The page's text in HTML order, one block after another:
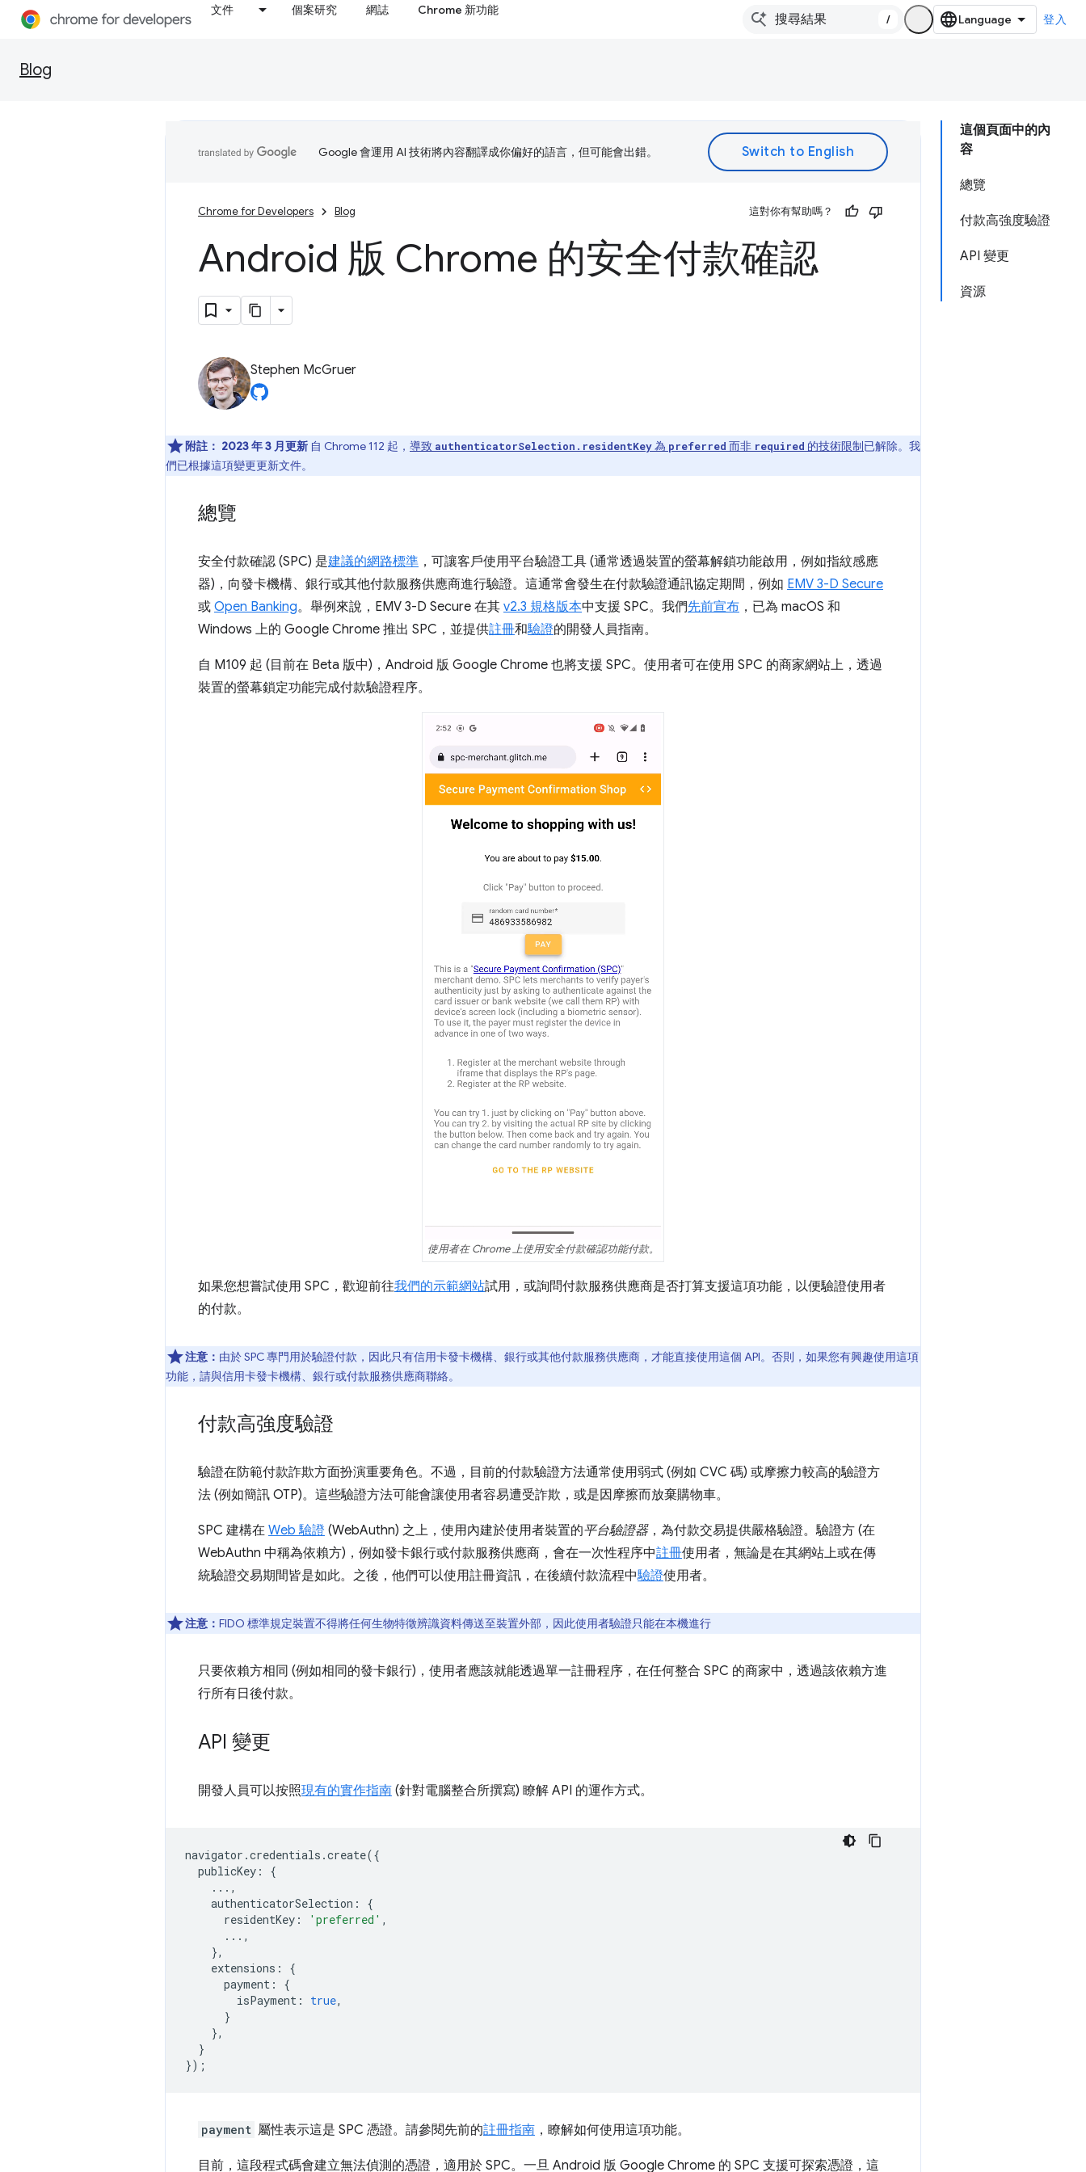
文件 個案研究 網誌 Chrome 新功能
/ 登入
Blog
這個頁面中的內
容
總覽
付款高強度驗證
API 變更
資源
Google 會運用 AI 技術將內容翻譯成你偏好的語言，但可能會出錯。
Chrome for Developers Blog 這對你有幫助嗎？
Android 版 Chrome 的安全付款確認
Stephen McGruer
附註： 2023 年 3 月更新 自 Chrome 112 起， 導致 authenticatorSelection.residentKey為 preferred 而非 required 的技術限制已解除。我
們已根據這項變更更新文件。
總覽
安全付款確認 (SPC) 是建議的網路標準 ，可讓客戶使用平台驗證工具 (通常透過裝置的螢幕解鎖功能啟用，例如指紋感應
器)，向發卡機構、銀行或其他付款服務供應商進行驗證。這通常會發生在付款驗證通訊協定期間，例如 EMV 3-D Secure
或 Open Banking。舉例來說，EMV 3-D Secure 在其 v2.3 規格版本中支援 SPC。我們先前宣布 ，已為 macOS 和
Windows 上的 Google Chrome 推出 SPC，並提供註冊和驗證的開發人員指南。
自 M109 起 (目前在 Beta 版中)，Android 版 Google Chrome 也將支援 SPC。使用者可在使用 SPC 的商家網站上，透過
裝置的螢幕鎖定功能完成付款驗證程序。
使用者在 Chrome 上使用安全付款確認功能付款。
如果您想嘗試使用 SPC，歡迎前往我們的示範網站試用，或詢問付款服務供應商是否打算支援這項功能，以便驗證使用者
的付款。
注意： 由於 SPC 專門用於驗證付款，因此只有信用卡發卡機構、銀行或其他付款服務供應商，才能直接使用這個 API。否則，如果您有興趣使用這項
功能，請與信用卡發卡機構、銀行或付款服務供應商聯絡。
付款高強度驗證
驗證在防範付款詐欺方面扮演重要角色。不過，目前的付款驗證方法通常使用弱式 (例如 CVC 碼) 或摩擦力較高的驗證方
法 (例如簡訊 OTP)。這些驗證方法可能會讓使用者容易遭受詐欺，或是因摩擦而放棄購物車。
SPC 建構在 Web 驗證 (WebAuthn) 之上，使用內建於使用者裝置的平台驗證器，為付款交易提供嚴格驗證。驗證方 (在
WebAuthn 中稱為依賴方)，例如發卡銀行或付款服務供應商，會在一次性程序中註冊使用者，無論是在其網站上或在傳
統驗證交易期間皆是如此。之後，他們可以使用註冊資訊，在後續付款流程中驗證使用者。
注意： FIDO 標準規定裝置不得將任何生物特徵辨識資料傳送至裝置外部，因此使用者驗證只能在本機進行
只要依賴方相同 (例如相同的發卡銀行)，使用者應該就能透過單一註冊程序，在任何整合 SPC 的商家中，透過該依賴方進
行所有日後付款。
API 變更
開發人員可以按照現有的實作指南 (針對電腦整合所撰寫) 瞭解 API 的運作方式。
navigator .credentials .create({
publicKey :
{
...,
authenticatorSelection :
{
residentKey : 'preferred' ,
...,
},
extensions :
{
payment :
{
isPayment : true,
}
},
}
});
payment 屬性表示這是 SPC 憑證。請參閱先前的註冊指南 ，瞭解如何使用這項功能。
目前，這段程式碼會建立無法偵測的憑證，適用於 SPC。一旦 Android 版 Google Chrome 的 SPC 支援可探索憑證，這